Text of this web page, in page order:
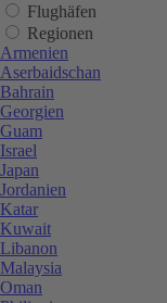
Flughäfen
Regionen
Armenien
Aserbaidschan
Bahrain
Georgien
Guam
Israel
Japan
Jordanien
Katar
Kuwait
Libanon
Malaysia
Oman